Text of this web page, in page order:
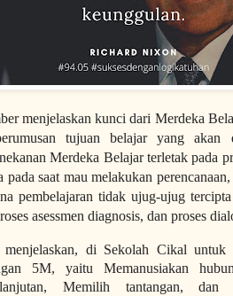
menjelaskan kunci dari Merdeka
tujuan belajar yang akan
Merdeka Belajar terletak pada
saat mau melakukan perencanaan,
pembelajaran tidak ujug-ujug
asessmen diagnosis, dan proses
di Sekolah Cikal untuk
5M, yaitu Memanusiakan
Memilih tantangan, dan